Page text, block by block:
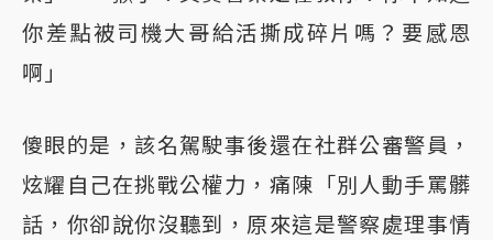
你差點被司機大哥給活撕成碎片嗎？要感恩
啊」
傻眼的是，該名駕駛事後還在社群公審警員，
炫耀自己在挑戰公權力，痛陳「別人動手罵髒
話，你卻說你沒聽到，原來這是警察處理事情